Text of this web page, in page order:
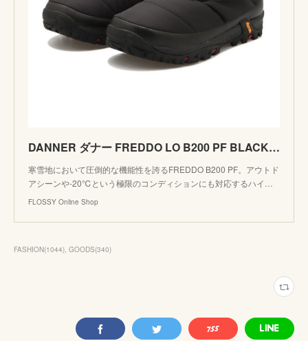
DANNER ダナー FREDDO LO B200 PF BLACK フレッド D120110 vibram icetrek ブーツ スノーブーツ ウィンターブーツ カジュアル アウトドア | FLO
寒雪地において圧倒的な機能性を誇るFREDDO B200 PF。アウトド
アシーンや-20℃という極限のコンディションにも対応するハイ…
FLOSSY Online Shop
FASHION(1044) GOODS(340)